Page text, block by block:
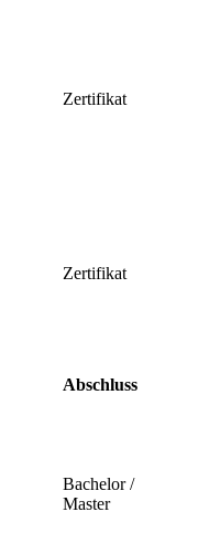
Zertifikat
Zertifikat
Abschluss
Bachelor /
Master